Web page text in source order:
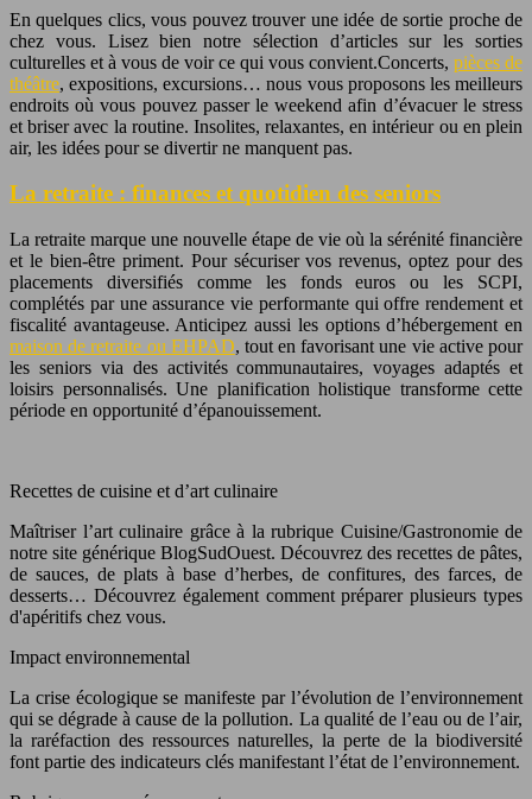
En quelques clics, vous pouvez trouver une idée de sortie proche de
chez vous. Lisez bien notre sélection d’articles sur les sorties
culturelles et à vous de voir ce qui vous convient.Concerts, pièces de
théâtre, expositions, excursions… nous vous proposons les meilleurs
endroits où vous pouvez passer le weekend afin d’évacuer le stress
et briser avec la routine. Insolites, relaxantes, en intérieur ou en plein
air, les idées pour se divertir ne manquent pas.
La retraite : finances et quotidien des seniors
La retraite marque une nouvelle étape de vie où la sérénité financière
et le bien-être priment. Pour sécuriser vos revenus, optez pour des
placements diversifiés comme les fonds euros ou les SCPI,
complétés par une assurance vie performante qui offre rendement et
fiscalité avantageuse. Anticipez aussi les options d’hébergement en
maison de retraite ou EHPAD, tout en favorisant une vie active pour
les seniors via des activités communautaires, voyages adaptés et
loisirs personnalisés. Une planification holistique transforme cette
période en opportunité d’épanouissement.
Recettes de cuisine et d’art culinaire
Maîtriser l’art culinaire grâce à la rubrique Cuisine/Gastronomie de
notre site générique BlogSudOuest. Découvrez des recettes de pâtes,
de sauces, de plats à base d’herbes, de confitures, des farces, de
desserts… Découvrez également comment préparer plusieurs types
d'apéritifs chez vous.
Impact environnemental
La crise écologique se manifeste par l’évolution de l’environnement
qui se dégrade à cause de la pollution. La qualité de l’eau ou de l’air,
la raréfaction des ressources naturelles, la perte de la biodiversité
font partie des indicateurs clés manifestant l’état de l’environnement.